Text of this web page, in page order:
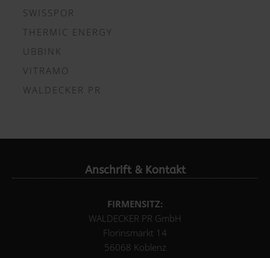
SWISSPOR
THERMIC ENERGY
UBBINK
VITRAMO
WALDECKER PR
Anschrift & Kontakt
FIRMENSITZ:
WALDECKER PR GmbH
Florinsmarkt 14
56068 Koblenz